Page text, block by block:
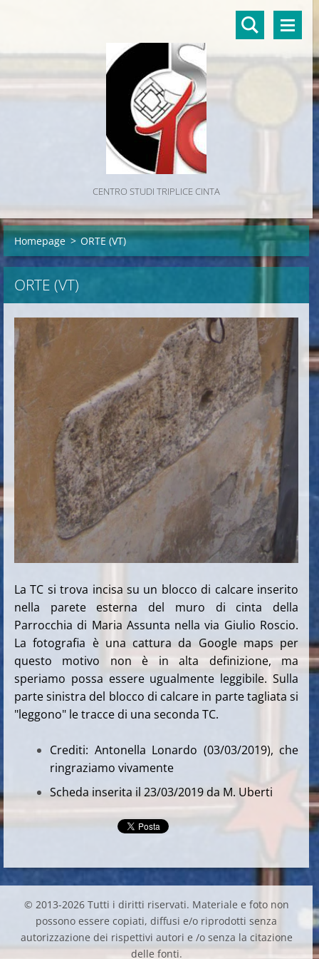
CENTRO STUDI TRIPLICE CINTA
Homepage > ORTE (VT)
ORTE (VT)
La TC si trova incisa su un blocco di calcare inserito
nella parete esterna del muro di cinta della
Parrocchia di Maria Assunta nella via Giulio Roscio.
La fotografia è una cattura da Google maps per
questo motivo non è in alta definizione, ma
speriamo possa essere ugualmente leggibile. Sulla
parte sinistra del blocco di calcare in parte tagliata si
"leggono" le tracce di una seconda TC.
Crediti: Antonella Lonardo (03/03/2019), che
ringraziamo vivamente
Scheda inserita il 23/03/2019 da M. Uberti
© 2013-2026 Tutti i diritti riservati. Materiale e foto non
possono essere copiati, diffusi e/o riprodotti senza
autorizzazione dei rispettivi autori e /o senza la citazione
delle fonti.